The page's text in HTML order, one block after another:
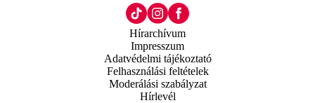
Hírarchívum
Impresszum
Adatvédelmi tájékoztató
Felhasználási feltételek
Moderálási szabályzat
Hírlevél